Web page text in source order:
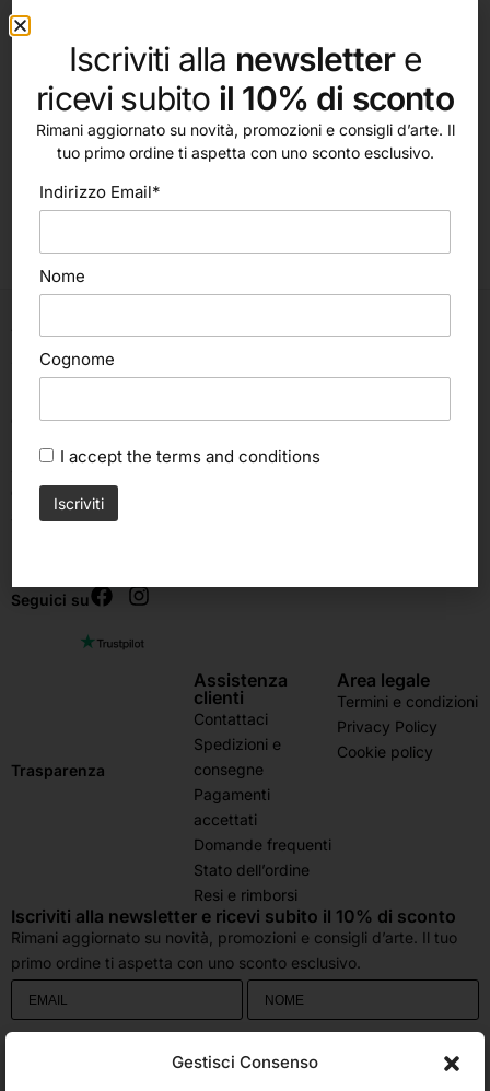
Gestisci Consenso
Scegli
Colorobbia
Engobbi 473ml (Colorobbia)
Scegli
Colorobbia
Via C. Cattaneo, 498
47522, Cesena (FC)
ORARI:
Lunedì, Martedì, Mercoledì, Venerdì:
8.30 – 12.30 | 15.00 – 19.00
Giovedì:
8.30 – 12.30
Sabato & Domenica chiuso
Seguici su
Trasparenza
Assistenza
clienti
Contattaci
Spedizioni e
consegne
Pagamenti
accettati
Domande frequenti
Stato dell’ordine
Resi e rimborsi
Area legale
Termini e condizioni
Privacy Policy
Cookie policy
Iscriviti alla newsletter e ricevi subito il 10% di sconto
Rimani aggiornato su novità, promozioni e consigli d’arte. Il tuo
primo ordine ti aspetta con uno sconto esclusivo.
accetti che i dati personali da te forniti vengano trasferiti a Brevo per il
Iscriviti alla newslettere
ricevi subito il 10% di sconto
Rimani aggiornato su novità, promozioni e consigli d’arte. Il
tuo primo ordine ti aspetta con uno sconto esclusivo.
Indirizzo Email*
Nome
Cognome
I accept the terms and conditions